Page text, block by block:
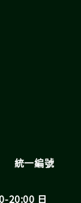
號
20:00 日